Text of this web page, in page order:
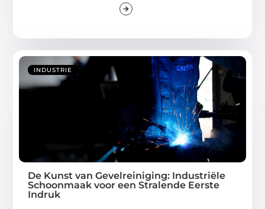
INDUSTRIE
De Kunst van Gevelreiniging: Industriële
Schoonmaak voor een Stralende Eerste
Indruk